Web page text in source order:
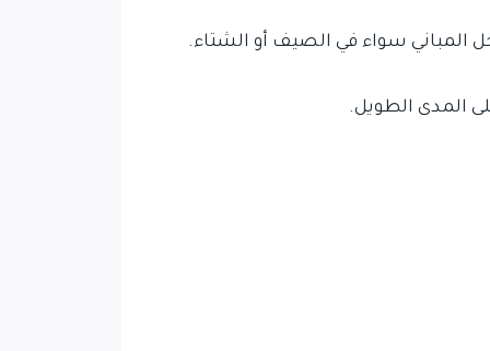
المباني سواء في الصيف أو الشتاء.
المدى الطويل.